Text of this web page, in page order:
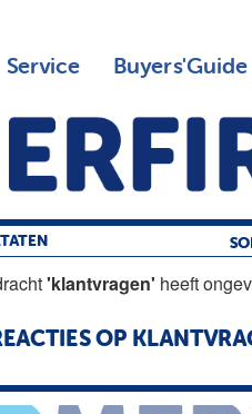
Service Buyers'Guide
'klantvragen' heeft
OP